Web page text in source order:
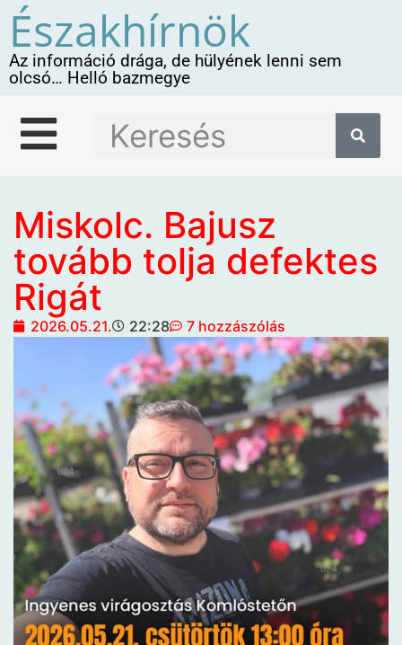
Északhírnök
Az információ drága, de hülyének lenni sem
olcsó… Helló bazmegye
Miskolc. Bajusz
tovább tolja defektes
Rigát
2026.05.21. 22:28 7 hozzászólás